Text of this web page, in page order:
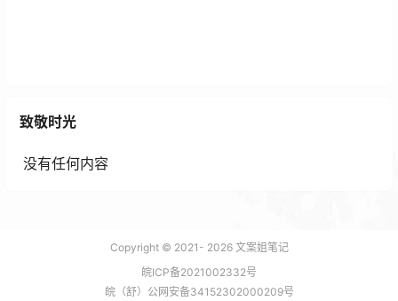
致敬时光
没有任何内容
Copyright © 2021- 2026文案姐笔记
皖ICP备2021002332号
皖（舒）公网安备34152302000209号